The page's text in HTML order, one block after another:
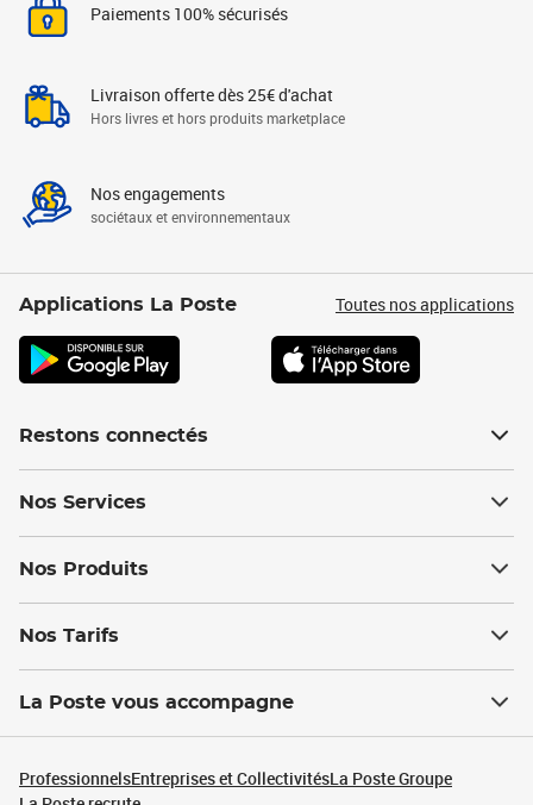
Paiements 100% sécurisés
Livraison offerte dès 25€ d'achat
Hors livres et hors produits marketplace
Nos engagements
sociétaux et environnementaux
Applications La Poste Toutes nos applications
Restons connectés
Nos Services
Nos Produits
Nos Tarifs
La Poste vous accompagne
ProfessionnelsEntreprises et CollectivitésLa Poste Groupe